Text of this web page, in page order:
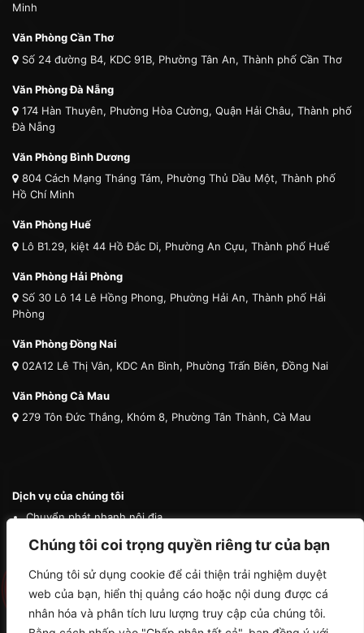
Chúng tôi coi trọng quyền riêng tư của bạn
Chúng tôi sử dụng cookie để cải thiện trải nghiệm duyệt
web của bạn, hiển thị quảng cáo hoặc nội dung được cá
nhân hóa và phân tích lưu lượng truy cập của chúng tôi.
Minh
Văn Phòng Cần Thơ
Số 24 đường B4, KDC 91B, Phường Tân An, Thành phố Cần Thơ
Văn Phòng Đà Nẵng
174 Hàn Thuyên, Phường Hòa Cường, Quận Hải Châu, Thành phố
Đà Nẵng
Văn Phòng Bình Dương
804 Cách Mạng Tháng Tám, Phường Thủ Dầu Một, Thành phố
Hồ Chí Minh
Văn Phòng Huế
Lô B1.29, kiệt 44 Hồ Đắc Di, Phường An Cựu, Thành phố Huế
Văn Phòng Hải Phòng
Số 30 Lô 14 Lê Hồng Phong, Phường Hải An, Thành phố Hải
Phòng
Văn Phòng Đồng Nai
02A12 Lê Thị Vân, KDC An Bình, Phường Trấn Biên, Đồng Nai
Văn Phòng Cà Mau
279 Tôn Đức Thắng, Khóm 8, Phường Tân Thành, Cà Mau
Dịch vụ của chúng tôi
Chuyển phát nhanh nội địa
Chuyển phát nhanh quốc tế
Vận chuyển thú cưng
Mua hộ hàng nước ngoài